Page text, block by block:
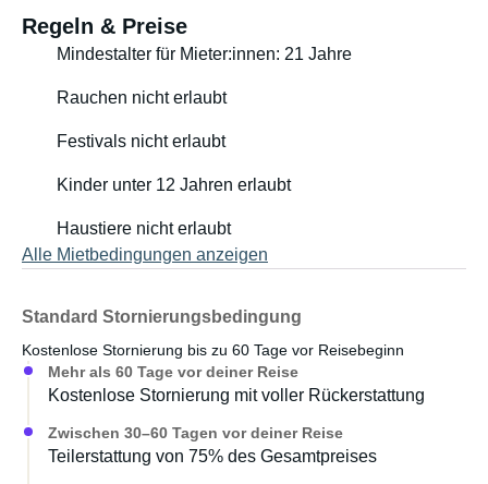
Regeln & Preise
Mindestalter für Mieter:innen: 21 Jahre
Rauchen nicht erlaubt
Festivals nicht erlaubt
Kinder unter 12 Jahren erlaubt
Haustiere nicht erlaubt
Alle Mietbedingungen anzeigen
Standard Stornierungsbedingung
Kostenlose Stornierung bis zu 60 Tage vor Reisebeginn
Mehr als 60 Tage vor deiner Reise
Kostenlose Stornierung mit voller Rückerstattung
Zwischen 30–60 Tagen vor deiner Reise
Teilerstattung von 75% des Gesamtpreises